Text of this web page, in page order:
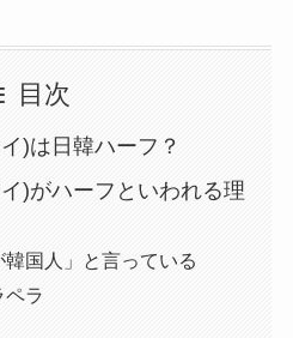
目次
)は日韓ハーフ？
)がハーフといわれる理
韓国人」と言っている
ペラ